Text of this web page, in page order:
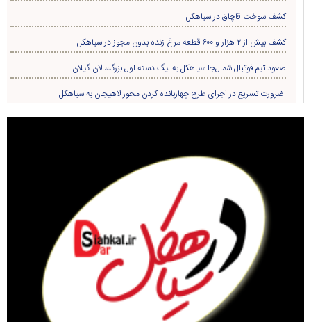
کشف سوخت قاچاق در سياهکل
کشف بیش از ۲ هزار و ۶۰۰ قطعه مرغ زنده بدون مجوز در سیاهکل
صعود تیم فوتبال شمال‌جا‌ سیاهکل به لیگ دسته اول بزرگسالان گیلان
ضرورت تسریع در اجرای طرح چهاربانده کردن محور لاهیجان به سیاهکل